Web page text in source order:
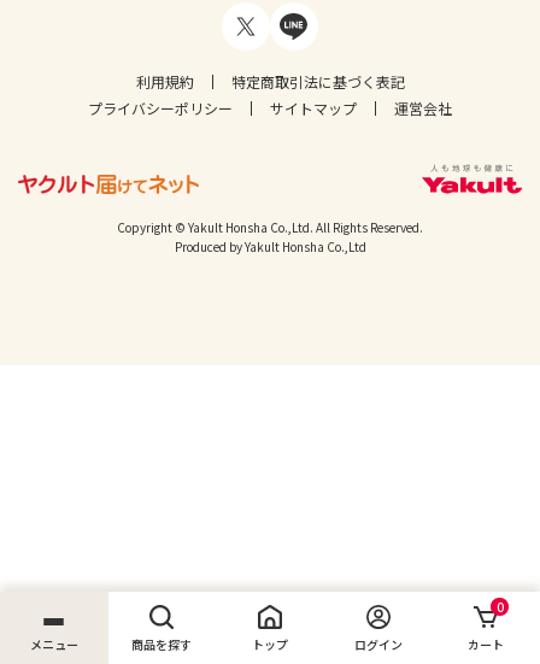
メニュー 商品を探す トップ ログイン
0
カート
利用規約
特定商取引法に基づく表記
プライバシーポリシー
サイトマップ 運営会社
Copyright © Yakult Honsha Co.,Ltd. All Rights Reserved.
Produced by Yakult Honsha Co.,Ltd